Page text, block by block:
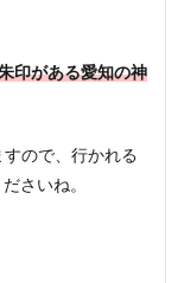
印がある愛知の神
ので、行かれる
さいね。